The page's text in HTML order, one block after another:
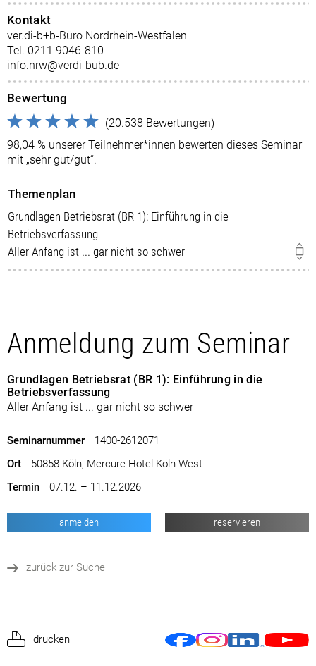
Kontakt
ver.di-b+b-Büro Nordrhein-Westfalen
Tel. 0211 9046-810
info.nrw@verdi-bub.de
Bewertung
(20.538 Bewertungen)
98,04 % unserer Teilnehmer*innen bewerten dieses Seminar
mit „sehr gut/gut“.
Themenplan
Grundlagen Betriebsrat (BR 1): Einführung in die
Betriebsverfassung
Aller Anfang ist ... gar nicht so schwer
Anmeldung zum Seminar
Grundlagen Betriebsrat (BR 1): Einführung in die
Betriebsverfassung
Aller Anfang ist ... gar nicht so schwer
Seminarnummer
1400-2612071
Ort
50858 Köln, Mercure Hotel Köln West
Termin
07.12. – 11.12.2026
anmelden reservieren
zurück zur Suche
drucken